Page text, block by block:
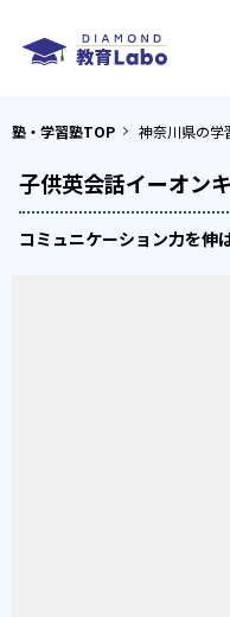
塾・学習塾TOP 神奈川県の学
子供英会話イーオン
コミュニケーション力を伸